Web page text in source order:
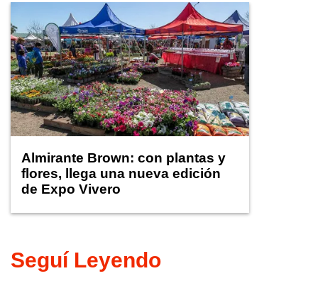
Almirante Brown: con plantas y
flores, llega una nueva edición
de Expo Vivero
Seguí Leyendo